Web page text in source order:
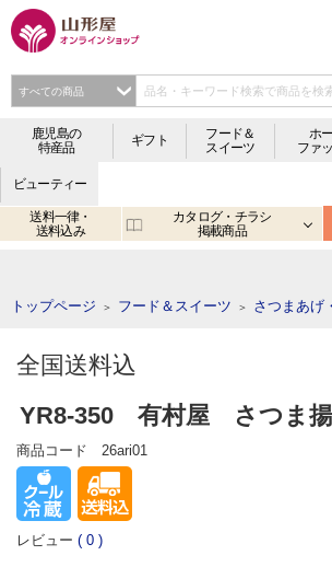
鹿児島の
特産品
ギフト
フード＆
スイーツ
ホ
ファ
ビューティー
送料一律・
送料込み
カタログ・チラシ
掲載商品
トップページ ＞ フード＆スイーツ ＞ さつまあげ
全国送料込
YR8-350 有村屋 さつま
商品コード 26ari01
レビュー ( 0 )